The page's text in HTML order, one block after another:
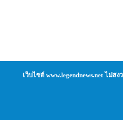
เว็บไซต์ www.legendnews.net ไม่